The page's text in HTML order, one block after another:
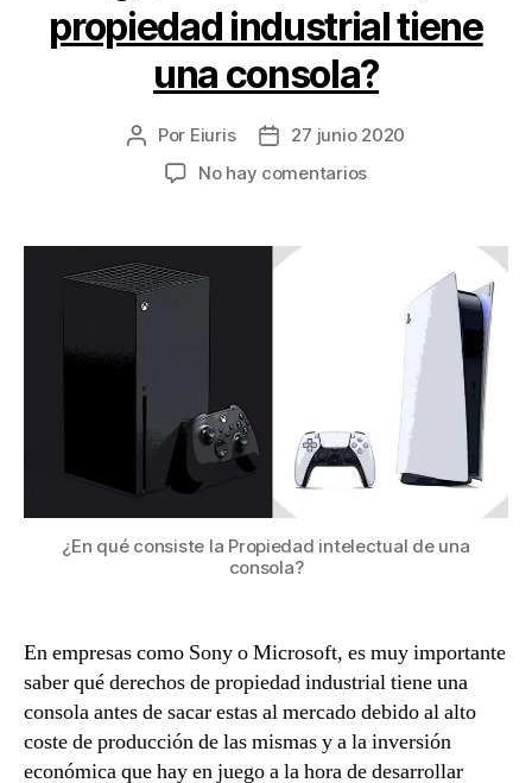
propiedad industrial tiene
una consola?
Autor
Por Eiuris
Fecha27 junio 2020
No hay comentariosen
propiedad
industrial
tiene
consola?
¿En qué consiste la Propiedad intelectual de una
consola?
En empresas como Sony o Microsoft, es muy importante
saber qué derechos de propiedad industrial tiene una
consola antes de sacar estas al mercado debido al alto
coste de producción de las mismas y a la inversión
económica que hay en juego a la hora de desarrollar